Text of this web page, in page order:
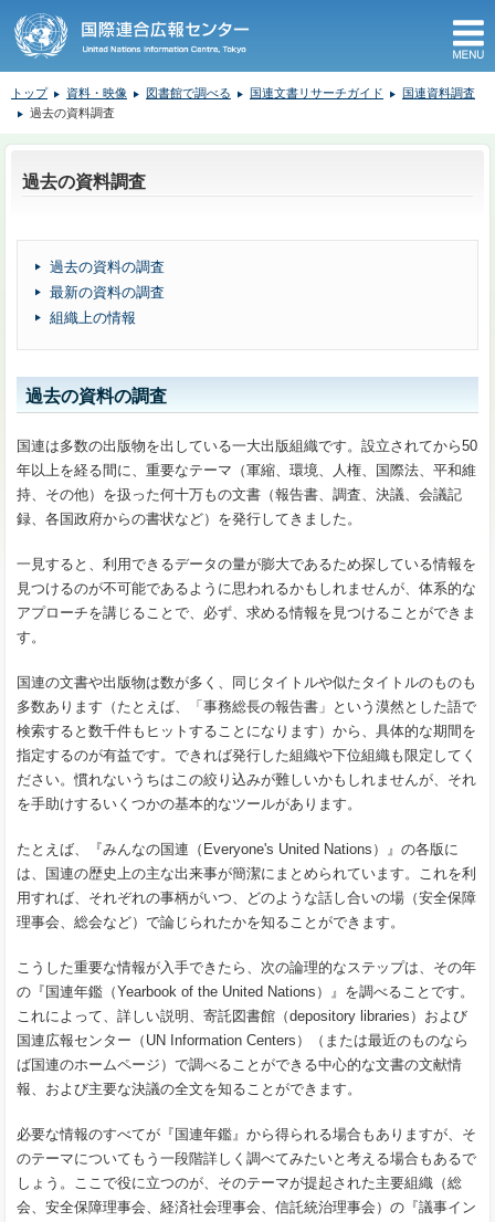
トップ 資料・映像 図書館で調べる 国連文書リサーチガイド
国連資料調査
過去の資料調査
過去の資料調査
過去の資料の調査
最新の資料の調査
組織上の情報
過去の資料の調査
国連は多数の出版物を出している一大出版組織です。設立されてから50
年以上を経る間に、重要なテーマ（軍縮、環境、人権、国際法、平和維
持、その他）を扱った何十万もの文書（報告書、調査、決議、会議記
録、各国政府からの書状など）を発行してきました。
一見すると、利用できるデータの量が膨大であるため探している情報を
見つけるのが不可能であるように思われるかもしれませんが、体系的な
アプローチを講じることで、必ず、求める情報を見つけることができま
す。
国連の文書や出版物は数が多く、同じタイトルや似たタイトルのものも
多数あります（たとえば、「事務総長の報告書」という漠然とした語で
検索すると数千件もヒットすることになります）から、具体的な期間を
指定するのが有益です。できれば発行した組織や下位組織も限定してく
ださい。慣れないうちはこの絞り込みが難しいかもしれませんが、それ
を手助けするいくつかの基本的なツールがあります。
たとえば、『みんなの国連（Everyone's United Nations）』の各版に
は、国連の歴史上の主な出来事が簡潔にまとめられています。これを利
用すれば、それぞれの事柄がいつ、どのような話し合いの場（安全保障
理事会、総会など）で論じられたかを知ることができます。
こうした重要な情報が入手できたら、次の論理的なステップは、その年
の『国連年鑑（Yearbook of the United Nations）』を調べることです。
これによって、詳しい説明、寄託図書館（depository libraries）および
国連広報センター（UN Information Centers）（または最近のものなら
ば国連のホームページ）で調べることができる中心的な文書の文献情
報、および主要な決議の全文を知ることができます。
必要な情報のすべてが『国連年鑑』から得られる場合もありますが、そ
のテーマについてもう一段階詳しく調べてみたいと考える場合もあるで
しょう。ここで役に立つのが、そのテーマが提起された主要組織（総
会、安全保障理事会、経済社会理事会、信託統治理事会）の『議事イン